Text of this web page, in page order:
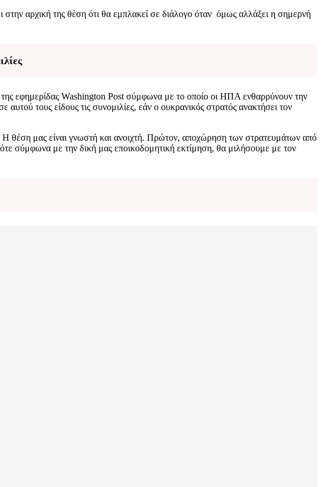
στην αρχική της θέση ότι θα εμπλακεί σε διάλογο όταν όμως αλλάξει η σημερνή
εφημερίδας Washington Post σύμφωνα με το οποίο οι ΗΠΑ ενθαρρύνουν την
τους είδους τις συνομιλίες, εάν ο ουκρανικός στρατός ανακτήσει τον
θέση μας είναι γνωστή και ανοιχτή. Πρώτον, αποχώρηση των στρατευμάτων από
σύμφωνα με την δική μας εποικοδομητική εκτίμηση, θα μιλήσουμε με τον